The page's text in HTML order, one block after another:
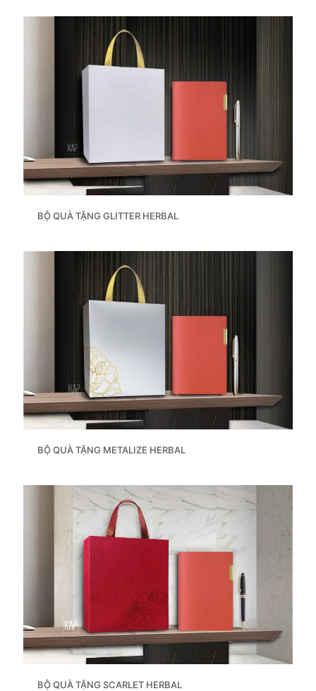
BỘ QUÀ TẶNG GLITTER HERBAL
BỘ QUÀ TẶNG METALIZE HERBAL
BỘ QUÀ TẶNG SCARLET HERBAL